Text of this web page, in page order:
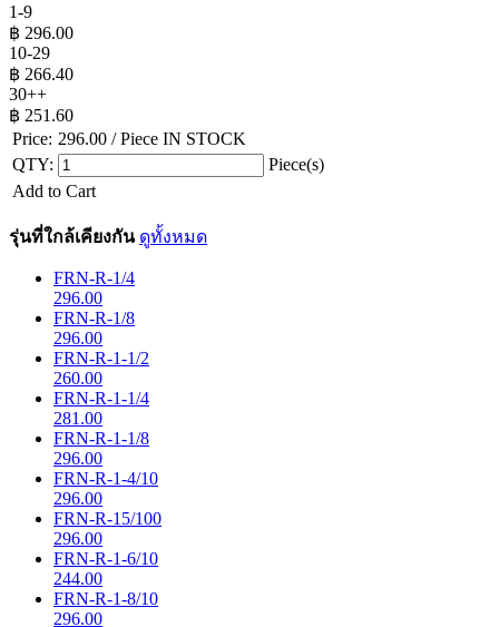
1-9
฿ 296.00
10-29
฿ 266.40
30++
฿ 251.60
Price: 296.00 / Piece IN STOCK
QTY:
Piece(s)
Add to Cart
รุ่นที่ใกล้เคียงกัน ดูทั้งหมด
FRN-R-1/4
296.00
FRN-R-1/8
296.00
FRN-R-1-1/2
260.00
FRN-R-1-1/4
281.00
FRN-R-1-1/8
296.00
FRN-R-1-4/10
296.00
FRN-R-15/100
296.00
FRN-R-1-6/10
244.00
FRN-R-1-8/10
296.00